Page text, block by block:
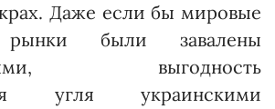
Даже если бы мировые
рынки были завалены
выгодность
угля украинскими